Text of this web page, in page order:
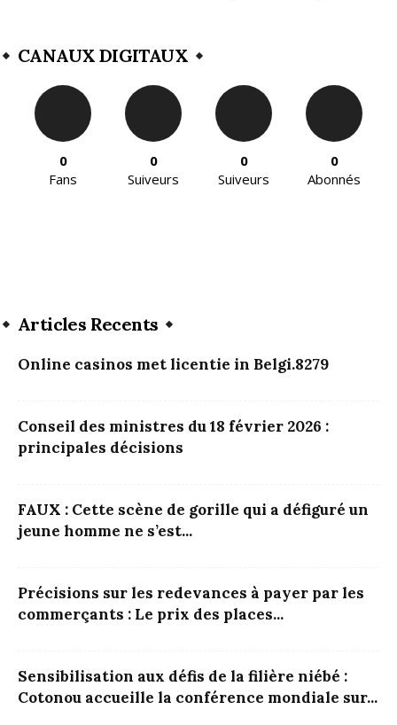
CANAUX DIGITAUX
0
Fans
0
Suiveurs
0
Suiveurs
0
Abonnés
Articles Recents
Online casinos met licentie in Belgi.8279
Conseil des ministres du 18 février 2026 :
principales décisions
FAUX : Cette scène de gorille qui a défiguré un
jeune homme ne s’est...
Précisions sur les redevances à payer par les
commerçants : Le prix des places...
Sensibilisation aux défis de la filière niébé :
Cotonou accueille la conférence mondiale sur...